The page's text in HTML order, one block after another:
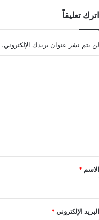
اترك تعليقاً
لن يتم نشر عنوان بريدك الإلكتروني.
*
الاسم *
البريد الإلكتروني*